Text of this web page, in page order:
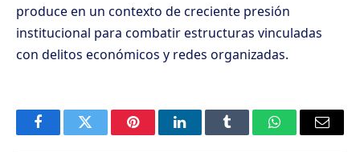
produce en un contexto de creciente presión
institucional para combatir estructuras vinculadas
con delitos económicos y redes organizadas.
FacebookTwitter PinterestLinkedInTumblr WhatsAppEmail